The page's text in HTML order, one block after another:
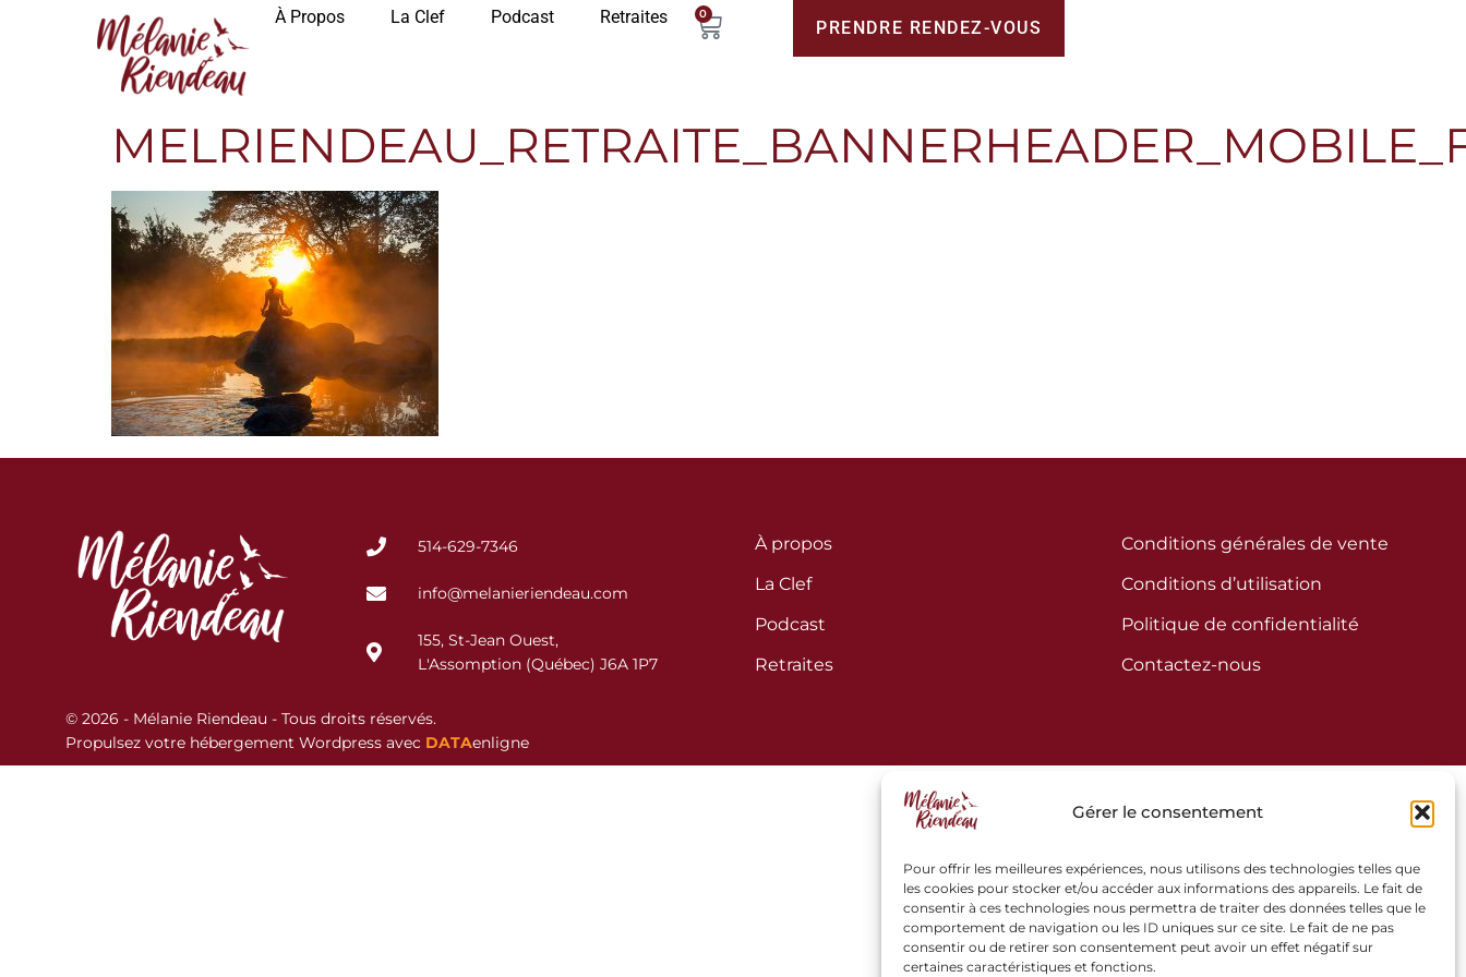
Gérer le consentement
Pour offrir les meilleures expériences, nous utilisons des technologies telles que
les cookies pour stocker et/ou accéder aux informations des appareils. Le fait de
consentir à ces technologies nous permettra de traiter des données telles que le
comportement de navigation ou les ID uniques sur ce site. Le fait de ne pas
consentir ou de retirer son consentement peut avoir un effet négatif sur
certaines caractéristiques et fonctions.
À Propos La Clef Podcast Retraites 0
PRENDRE RENDEZ-VOUS
514-629-7346
info@melanieriendeau.com
155, St-Jean Ouest,
L'Assomption (Québec) J6A 1P7
À propos
La Clef
Podcast
Retraites
Conditions générales de vente
Conditions d’utilisation
Politique de confidentialité
Contactez-nous
© 2026 - Mélanie Riendeau - Tous droits réservés.
Propulsez votre hébergement Wordpress avec DATAenligne